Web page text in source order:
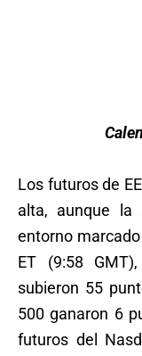
Los futuros de
alta, aunque la
entorno
ET (9:58
subieron 55
500 ganaron 6
futuros del